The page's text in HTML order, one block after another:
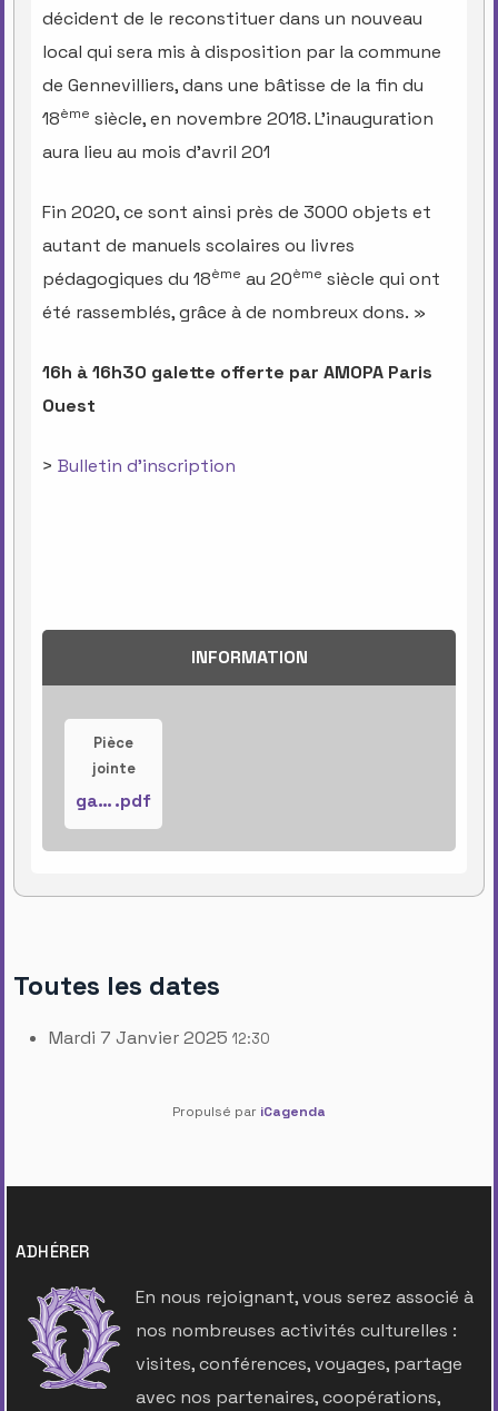
décident de le reconstituer dans un nouveau
local qui sera mis à disposition par la commune
de Gennevilliers, dans une bâtisse de la fin du
18ème siècle, en novembre 2018. L’inauguration
aura lieu au mois d’avril 201
Fin 2020, ce sont ainsi près de 3000 objets et
autant de manuels scolaires ou livres
pédagogiques du 18ème au 20ème siècle qui ont
été rassemblés, grâce à de nombreux dons. »
16h à 16h30 galette offerte par AMOPA Paris
Ouest
> Bulletin d'inscription
INFORMATION
Pièce
jointe
galette-7-janvier-2025.pdf
Toutes les dates
Mardi 7 Janvier 2025 12:30
Propulsé par iCagenda
ADHÉRER
En nous rejoignant, vous serez associé à
nos nombreuses activités culturelles :
visites, conférences, voyages, partage
avec nos partenaires, coopérations,